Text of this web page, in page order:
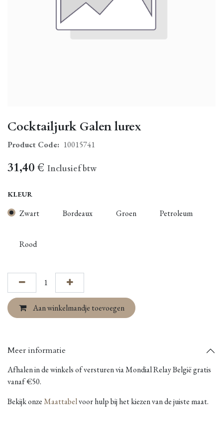
Cocktailjurk Galen lurex
Product Code: 10015741
31,40€ Inclusief btw
KLEUR
Zwart Bordeaux Groen Petroleum
Rood
Aan winkelmandje toevoegen
Meer informatie
Afhalen in de winkels of versturen via Mondial Relay België gratis
vanaf €50.
Bekijk onzeMaattabelvoor hulp bij het kiezen van de juiste maat.